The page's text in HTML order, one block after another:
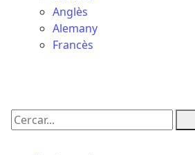
Anglès
Alemany
Francès
Cercar: